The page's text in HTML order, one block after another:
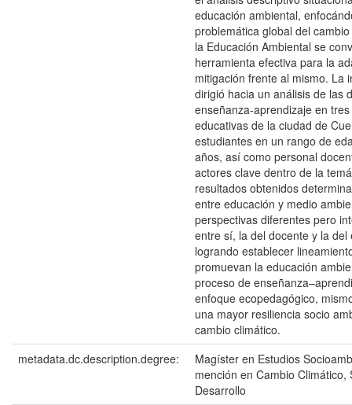
educación ambiental,
problemática global del
la Educación Ambiental se
herramienta efectiva para la
mitigación frente al mismo. La
dirigió hacia un análisis de las
enseñanza-aprendizaje en
educativas de la ciudad de
estudiantes en un rango de
años, así como personal
actores clave dentro de la
resultados obtenidos
entre educación y medio
perspectivas diferentes pero
entre sí, la del docente y la del
logrando establecer
promuevan la educación
proceso de
enfoque ecopedagógico,
una mayor resiliencia socio
cambio climático.
metadata.dc.description.degree:
Magíster en Estudios
mención en Cambio Climático,
Desarrollo